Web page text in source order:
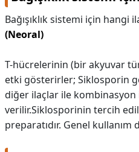
Bağışıklık sistemi için hangi
(Neoral)
T-hücrelerinin (bir akyuvar
etki gösterirler; Siklosporin
diğer ilaçlar ile kombinasyon
verilir.Siklosporinin tercih
preparatıdır. Genel kullanım